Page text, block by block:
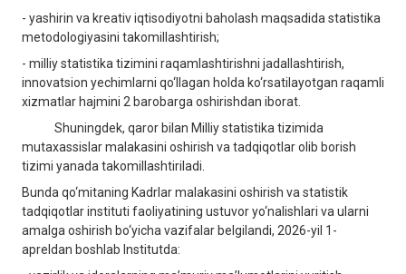
- yashirin va kreativ iqtisodiyotni baholash maqsadida statistika
metodologiyasini takomillashtirish;
- milliy statistika tizimini raqamlashtirishni jadallashtirish,
innovatsion yechimlarni qo‘llagan holda ko‘rsatilayotgan raqamli
xizmatlar hajmini 2 barobarga oshirishdan iborat.
Shuningdek, qaror bilan Milliy statistika tizimida
mutaxassislar malakasini oshirish va tadqiqotlar olib borish
tizimi yanada takomillashtiriladi.
Bunda qo‘mitaning Kadrlar malakasini oshirish va statistik
tadqiqotlar instituti faoliyatining ustuvor yo‘nalishlari va ularni
amalga oshirish bo‘yicha vazifalar belgilandi, 2026-yil 1-
apreldan boshlab Institutda: